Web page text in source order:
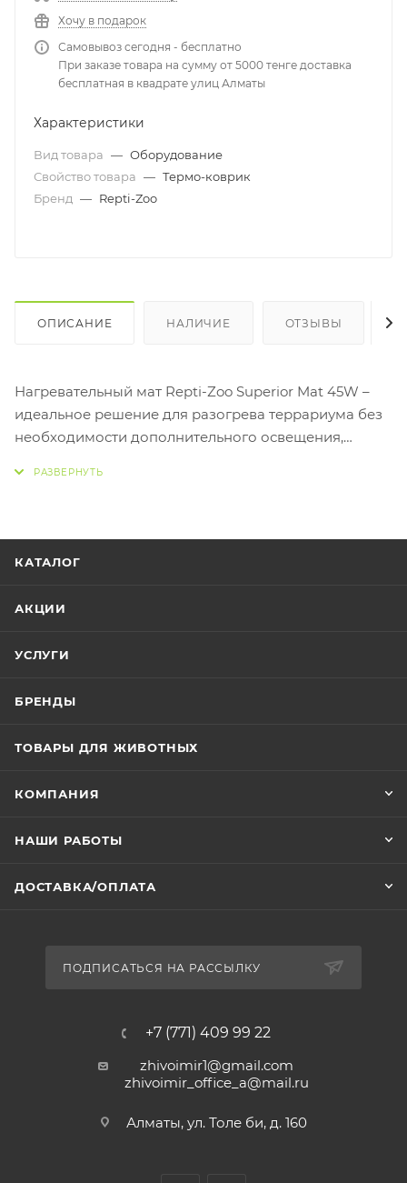
Хочу в подарок
Самовывоз сегодня - бесплатно
При заказе товара на сумму от 5000 тенге доставка
бесплатная в квадрате улиц Алматы
Характеристики
Вид товара — Оборудование
Свойство товара — Термо-коврик
Бренд — Repti-Zoo
ОПИСАНИЕ НАЛИЧИЕ ОТЗЫВЫ
Нагревательный мат Repti-Zoo Superior Mat 45W –
идеальное решение для разогрева террариума без
необходимости дополнительного освещения,
установить коврик под террариум. Нагревательные
чрезвычайно эффективны. 86 % тепла, выделяемого
непосредственно в нагретый террариум.
равномерное распределение тепла в террариуме,
выбрать коврик меньшего размера.
КАТАЛОГ
АКЦИИ
УСЛУГИ
БРЕНДЫ
ТОВАРЫ ДЛЯ ЖИВОТНЫХ
КОМПАНИЯ
НАШИ РАБОТЫ
ДОСТАВКА/ОПЛАТА
ПОДПИСАТЬСЯ НА РАССЫЛКУ
+7 (771) 409 99 22
zhivoimir1@gmail.com
zhivoimir_office_a@mail.ru
Алматы, ул. Толе би, д. 160